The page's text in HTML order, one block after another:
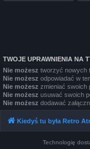
TWOJE UPRAWNIENIA NA
Nie możesz tworzyć nowych
Nie możesz odpowiadać w
Nie możesz zmieniać swoich
Nie możesz usuwać swoich
Nie możesz dodawać
Kiedyś tu była Retro
Technologię